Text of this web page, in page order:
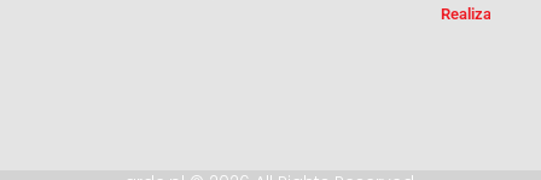
Realizacji